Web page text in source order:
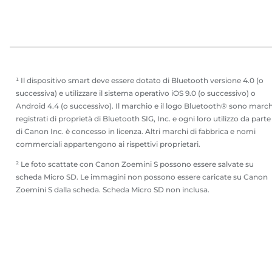
¹ Il dispositivo smart deve essere dotato di Bluetooth versione 4.0 (o
successiva) e utilizzare il sistema operativo iOS 9.0 (o successivo) o
Android 4.4 (o successivo). Il marchio e il logo Bluetooth® sono
registrati di proprietà di Bluetooth SIG, Inc. e ogni loro utilizzo da parte
di Canon Inc. è concesso in licenza. Altri marchi di fabbrica e nomi
commerciali appartengono ai rispettivi proprietari.
² Le foto scattate con Canon Zoemini S possono essere salvate su
scheda Micro SD. Le immagini non possono essere caricate su Canon
Zoemini S dalla scheda. Scheda Micro SD non inclusa.